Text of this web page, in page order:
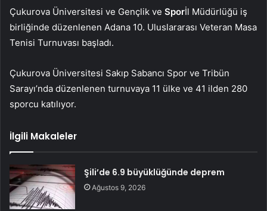
Çukurova Üniversitesi ve Gençlik ve Sporİl Müdürlüğü iş
birliğinde düzenlenen Adana 10. Uluslararası Veteran Masa
Tenisi Turnuvası başladı.
Çukurova Üniversitesi Sakıp Sabancı Spor ve Tribün
Sarayı’nda düzenlenen turnuvaya 11 ülke ve 41 ilden 280
sporcu katılıyor.
İlgili Makaleler
Şili’de 6.9 büyüklüğünde deprem
Ağustos 9, 2026